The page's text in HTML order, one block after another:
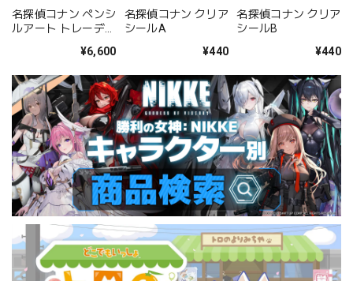
名探偵コナン ペンシ
ルアート トレーディ
ルダーコレクション
¥6,600
名探偵コナン クリア
シールA
¥440
名探偵コナン クリア
シールB
¥440